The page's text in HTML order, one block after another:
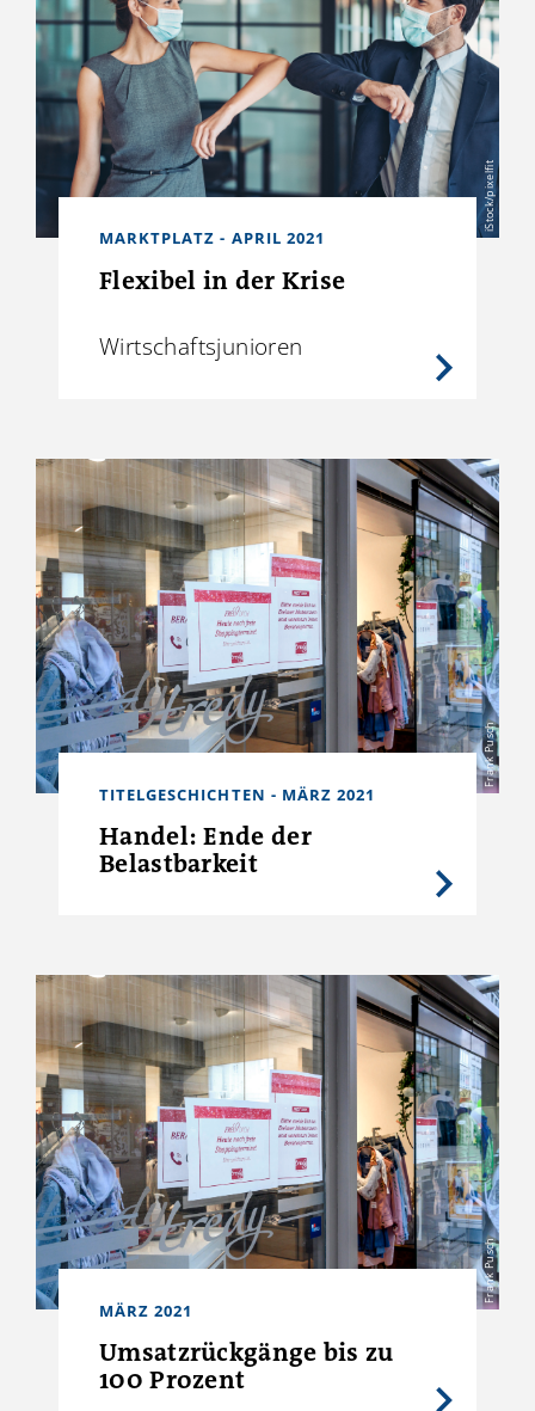
iStock/pixelfit
MARKTPLATZ - APRIL 2021
Flexibel in der Krise
Wirtschaftsjunioren
Frank Pusch
TITELGESCHICHTEN - MÄRZ 2021
Handel: Ende der
Belastbarkeit
Frank Pusch
MÄRZ 2021
Umsatzrückgänge bis zu
100 Prozent